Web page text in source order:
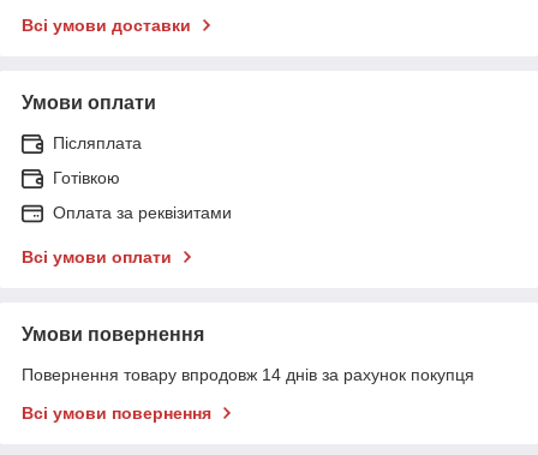
Всі умови доставки
Умови оплати
Післяплата
Готівкою
Оплата за реквізитами
Всі умови оплати
Умови повернення
Повернення товару впродовж 14 днів за рахунок покупця
Всі умови повернення